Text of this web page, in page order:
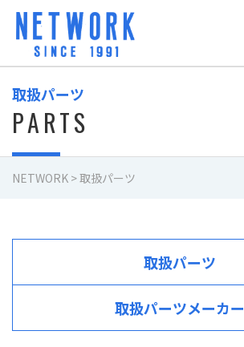
取扱パーツ
PARTS
NETWORK >取扱パーツ
取扱パーツ
取扱パーツメーカー